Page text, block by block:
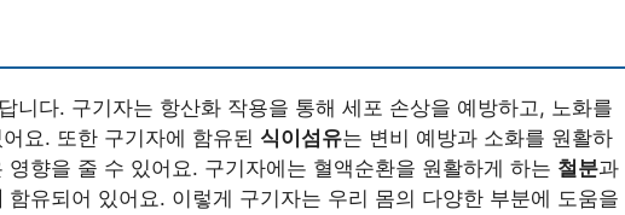
니다. 구기자는 항산화 작용을 통해 세포 손상을 예방하고, 노화를
요. 또한 구기자에 함유된 식이섬유는 변비 예방과 소화를 원활하
향을 줄 수 있어요. 구기자에는 혈액순환을 원활하게 하는 철분과
함유되어 있어요. 이렇게 구기자는 우리 몸의 다양한 부분에 도움을